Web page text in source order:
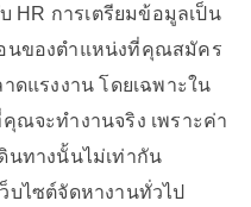
HR การเตรียมข้อมูลเป็น
นของตำแหน่งที่คุณสมัคร
ดแรงงาน โดยเฉพาะใน
ณจะทำงานจริง เพราะค่า
นทางนั้นไม่เท่ากัน
ไซต์จัดหางานทั่วไป